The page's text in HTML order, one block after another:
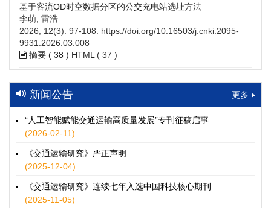
基于客流OD时空数据分区的公交充电站选址方法
李萌, 雷浩
2026, 12(3): 97-108. https://doi.org/10.16503/j.cnki.2095-
9931.2026.03.008
摘要 ( 38 ) HTML ( 37 )
高速公路充电设施技术规划综述：场景需求、技术路线与配置
策略
2026, 12(3): 109-124.https://doi.org/10.16503/j.cnki.2095-
9931.2026.03.009
摘要 (
HTML
水运港-船多能源融合技术及集成应用——以宁波舟山港穿山港
童亮, 袁裕鹏, 袁成清, 唐道贵, 钟晓晖, 严新平
2026, 12(3): 125-136.
新闻公告 更多
“人工智能赋能交通运输高质量发展”专刊征稿启事
(2026-02-11)
《交通运输研究》严正声明
(2025-12-04)
《交通运输研究》连续七年入选中国科技核心期刊
(2025-11-05)